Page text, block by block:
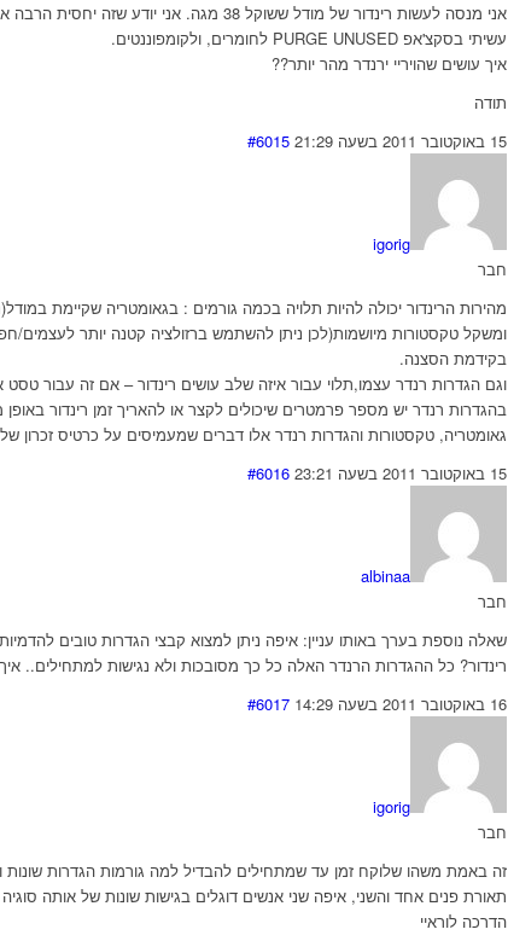
אני מנסה לעשות רינדור של מודל ששוקל 38 מגה. אני יודע שזה יחסית הרבה אבל אני רוצה לקצר את הרינדור. כל פעם הוא מתחיל רק אחרי חמש דקות.
עשיתי בסקצ'אפ PURGE UNUSED לחומרים, ולקומפוננטים.
איך עושים שהויריי ירנדר מהר יותר??
תודה
15 באוקטובר 2011 בשעה 21:29
#6015
igorig
חבר
מהירות הרינדור יכולה להיות תלויה בכמה גורמים : בגאומטריה שקיימת
ומשקל טקסטורות מיושמות(לכן ניתן להשתמש ברזולציה קטנה יותר לעצמים/
בקידמת הסצנה.
וגם הגדרות רנדר עצמו,תלוי עבור איזה שלב עושים רינדור – אם זה עבור טסט
בהגדרות רנדר יש מספר פרמטרים שיכולים לקצר או להאריך זמן רינדור
גאומטריה, טקסטורות והגדרות רנדר אלו דברים שמעמיסים על כרטיס זכרון
15 באוקטובר 2011 בשעה 23:21
#6016
albinaa
חבר
שאלה נוספת בערך באותו עניין: איפה ניתן למצוא קבצי הגדרות טובים
רינדור? כל ההגדרות הרנדר האלה כל כך מסובכות ולא נגישות
16 באוקטובר 2011 בשעה 14:29
#6017
igorig
חבר
זה באמת משהו שלוקח זמן עד שמתחילים להבדיל למה גורמות הגדרות
תאורת פנים אחד והשני, איפה שני אנשים דוגלים בגישות שונות של אותה
הדרכה לוראיי